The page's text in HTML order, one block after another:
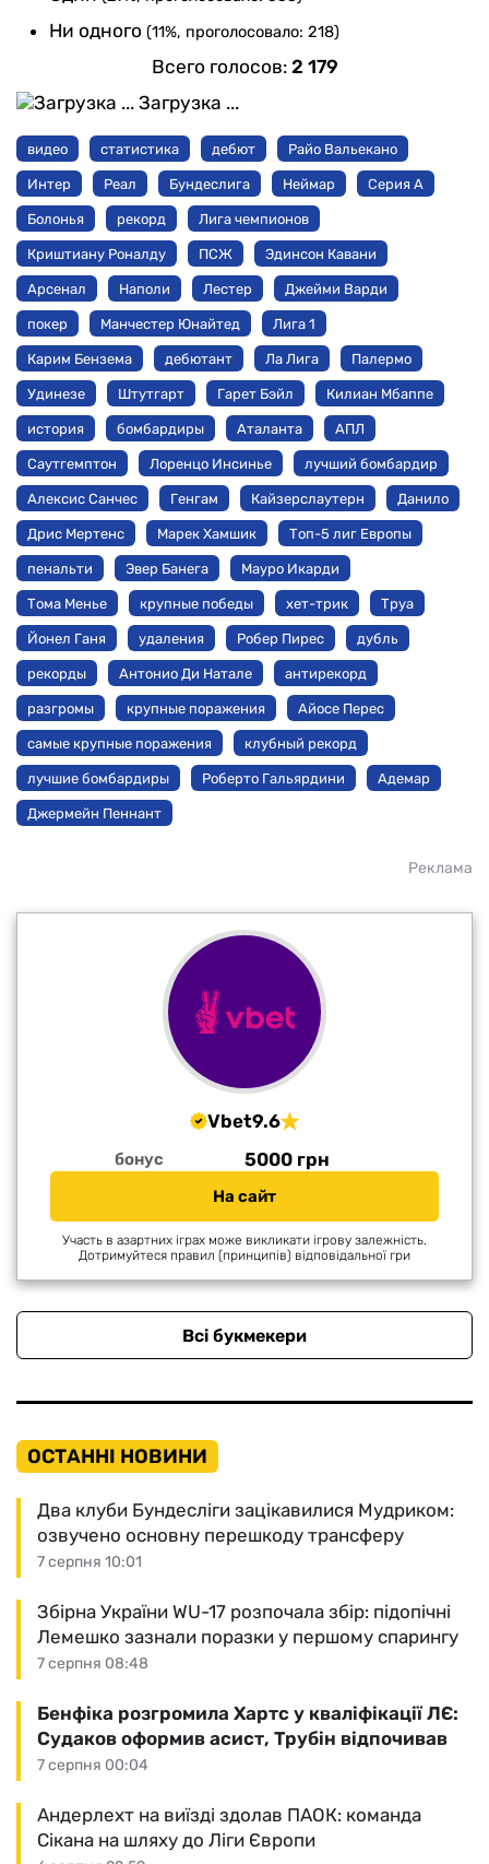
Ни одного (11%, проголосовало: 218)
Всего голосов: 2 179
Загрузка ...
видео статистика дебют Райо Вальекано
Интер Реал Бундеслига Неймар Серия А
Болонья рекорд Лига чемпионов
Криштиану Роналду ПСЖ Эдинсон Кавани
Арсенал Наполи Лестер Джейми Варди
покер Манчестер Юнайтед Лига 1
Карим Бензема дебютант Ла Лига Палермо
Удинезе Штутгарт Гарет Бэйл Килиан Мбаппе
история бомбардиры Аталанта АПЛ
Саутгемптон Лоренцо Инсинье лучший бомбардир
Алексис Санчес Генгам Кайзерслаутерн Данило
Дрис Мертенс Марек Хамшик Топ-5 лиг Европы
пенальти Эвер Банега Мауро Икарди
Тома Менье крупные победы хет-трик Труа
Йонел Ганя удаления Робер Пирес дубль
рекорды Антонио Ди Натале антирекорд
разгромы крупные поражения Айосе Перес
самые крупные поражения клубный рекорд
лучшие бомбардиры Роберто Гальярдини Адемар
Джермейн Пеннант
Реклама
Vbet9.6
бонус 5000 грн
На сайт
Участь в азартних іграх може викликати ігрову залежність.
Дотримуйтеся правил (принципів) відповідальної гри
Всі букмекери
ОСТАННІ НОВИНИ
7 серпня 10:01
Два клуби Бундесліги зацікавилися Мудриком:
озвучено основну перешкоду трансферу
7 серпня 08:48
Збірна України WU-17 розпочала збір: підопічні
Лемешко зазнали поразки у першому спарингу
7 серпня 00:04
Бенфіка розгромила Хартс у кваліфікації ЛЄ:
Судаков оформив асист, Трубін відпочивав
Андерлехт на виїзді здолав ПАОК: команда
Сікана на шляху до Ліги Європи